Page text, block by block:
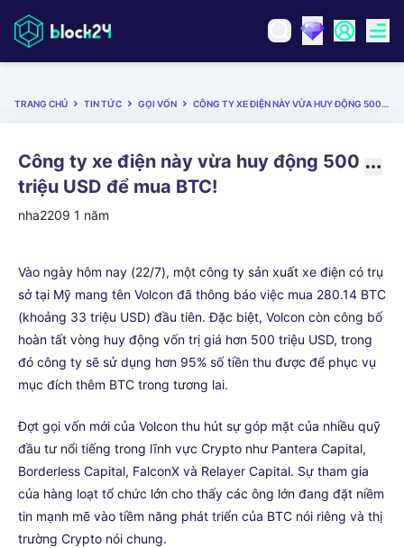
TRANG CHỦ TIN TỨC GỌI VỐN CÔNG TY XE ĐIỆN NÀY VỪA HUY ĐỘNG 500 TRIỆU USD ĐỂ MUA BTC!
Công ty xe điện này vừa huy động 500
triệu USD để mua BTC!
nha2209 1 năm
Vào ngày hôm nay (22/7), một công ty sản xuất xe điện có trụ
sở tại Mỹ mang tên Volcon đã thông báo việc mua 280.14 BTC
(khoảng 33 triệu USD) đầu tiên. Đặc biệt, Volcon còn công bố
hoàn tất vòng huy động vốn trị giá hơn 500 triệu USD, trong
đó công ty sẽ sử dụng hơn 95% số tiền thu được để phục vụ
mục đích thêm BTC trong tương lai.
Đợt gọi vốn mới của Volcon thu hút sự góp mặt của nhiều quỹ
đầu tư nổi tiếng trong lĩnh vực Crypto như Pantera Capital,
Borderless Capital, FalconX và Relayer Capital. Sự tham gia
của hàng loạt tổ chức lớn cho thấy các ông lớn đang đặt niềm
tin mạnh mẽ vào tiềm năng phát triển của BTC nói riêng và thị
trường Crypto nói chung.